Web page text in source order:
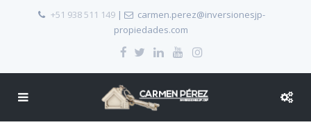
+51 938 511 149|
carmen.perez@inversionesjp-
propiedades.com